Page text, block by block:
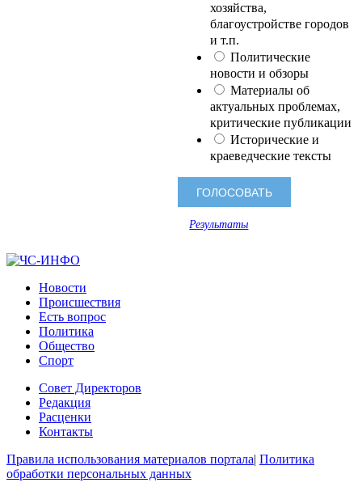
хозяйства,
благоустройстве городов
и т.п.
Политические
новости и обзоры
Материалы об
актуальных проблемах,
критические публикации
Исторические и
краеведческие тексты
Результаты
Новости
Происшествия
Есть вопрос
Политика
Общество
Спорт
Совет Директоров
Редакция
Расценки
Контакты
Правила использования материалов портала| Политика
обработки персональных данных